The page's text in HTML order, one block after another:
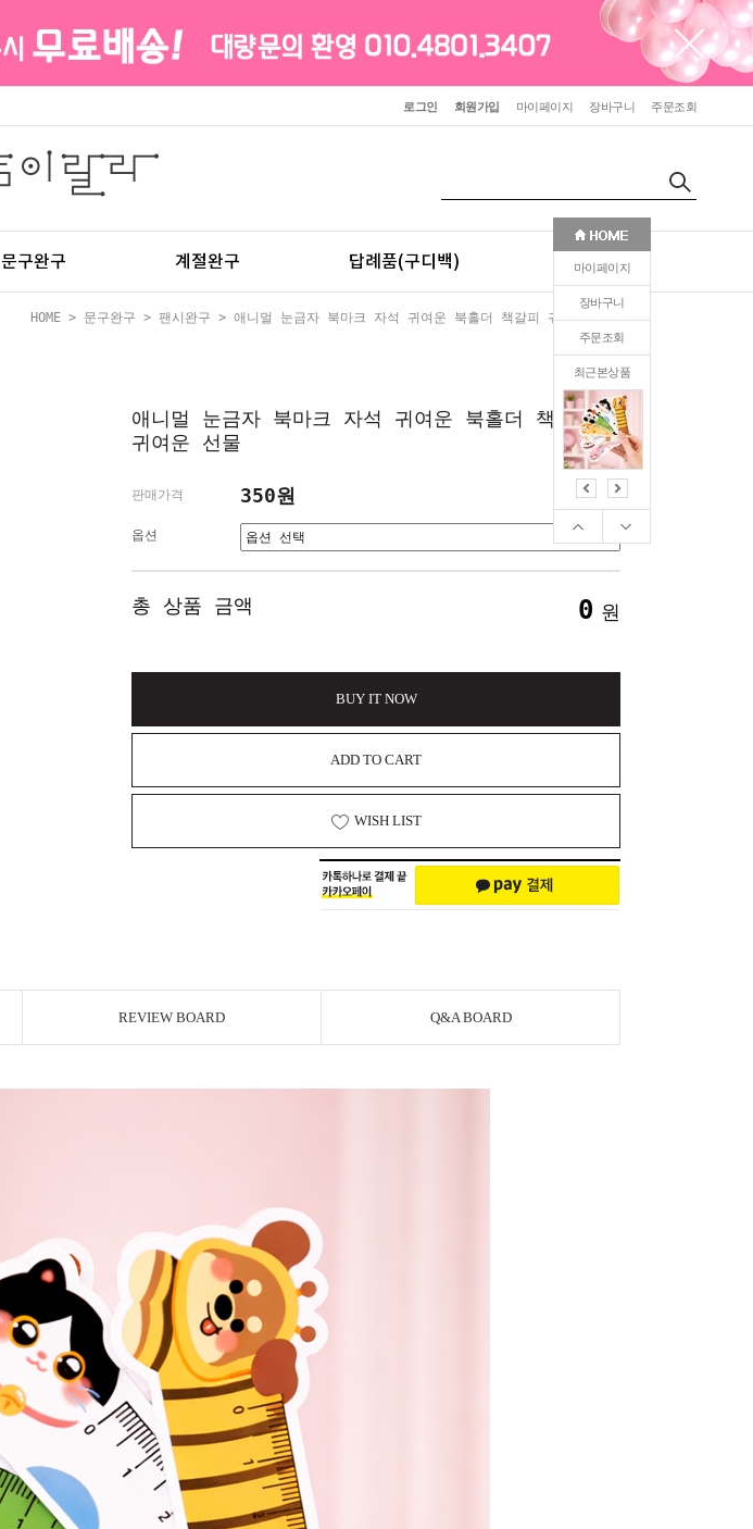
마이페이지
장바구니
주문조회
최근본상품
로그인 회원가입 마이페이지 장바구니 주문조회
문구완구 계절완구 답례품(구디백) 판촉(인쇄)
HOME > 문구완구 > 팬시완구 > 애니멀 눈금자 북마크 자석 귀여운 북홀더 책갈피 귀여운 선물
1
애니멀 눈금자 북마크 자석 귀여운 북홀더 책갈피
귀여운 선물
판매가격 350원
옵션
총 상품 금액 0 원
BUY IT NOW
ADD TO CART
WISH LIST
REVIEW BOARD Q&A BOARD